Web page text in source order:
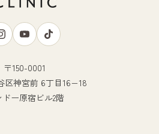
〒150-0001
区神宮前 6丁目16−18
ー原宿ビル2階